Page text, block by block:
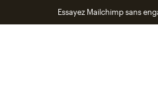
Essayez Mailchimp sans